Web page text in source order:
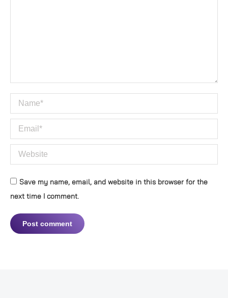
Name *
Email *
Website
Save my name, email, and website in this browser for the
next time I comment.
Post comment